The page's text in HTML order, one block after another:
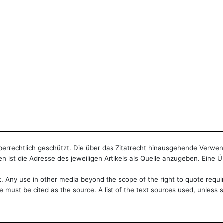
geschützt. Die über das Zitatrecht hinausgehende
ist die Adresse des jeweiligen Artikels als Quelle anzugeben. Eine
use in other media beyond the scope of the right to quote
be cited as the source. A list of the text sources used, unless